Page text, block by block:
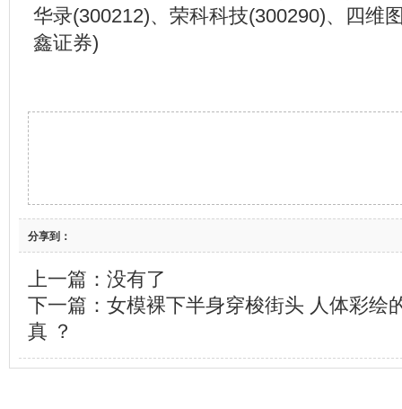
华录(300212)、荣科科技(300290)、四维
鑫证券)
分享到：
上一篇：没有了
下一篇： 女模裸下半身穿梭街头 人体彩绘
真 ？